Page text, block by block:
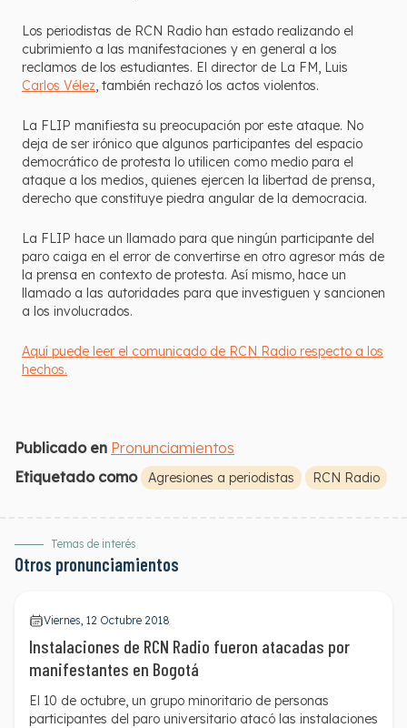
Los periodistas de RCN Radio han estado realizando el
cubrimiento a las manifestaciones y en general a los
reclamos de los estudiantes. El director de La FM, Luis
Carlos Vélez, también rechazó los actos violentos.
La FLIP manifiesta su preocupación por este ataque. No
deja de ser irónico que algunos participantes del espacio
democrático de protesta lo utilicen como medio para el
ataque a los medios, quienes ejercen la libertad de prensa,
derecho que constituye piedra angular de la democracia.
La FLIP hace un llamado para que ningún participante del
paro caiga en el error de convertirse en otro agresor más de
la prensa en contexto de protesta. Así mismo, hace un
llamado a las autoridades para que investiguen y sancionen
a los involucrados.
Aquí puede leer el comunicado de RCN Radio respecto a los
hechos.
Publicado en Pronunciamientos
Etiquetado como
Agresiones a periodistas RCN Radio
Temas de interés
Otros pronunciamientos
Viernes, 12 Octubre 2018
Instalaciones de RCN Radio fueron atacadas por
manifestantes en Bogotá
El 10 de octubre, un grupo minoritario de personas
participantes del paro universitario atacó las instalaciones